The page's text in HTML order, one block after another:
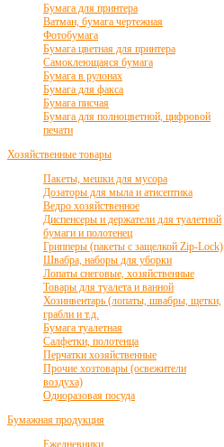
Бумага для принтера
Ватман, бумага чертежная
Фотобумага
Бумага цветная для принтера
Самоклеющаяся бумага
Бумага в рулонах
Бумага для факса
Бумага писчая
Бумага для полноцветной, цифровой
печати
Хозяйственные товары
Пакеты, мешки для мусора
Дозаторы для мыла и атисептика
Ведро хозяйственное
Диспенсеры и держатели для туалетной
бумаги и полотенец
Грипперы (пакеты с защелкой Zip-Lock)
Швабра, наборы для уборки
Лопаты снеговые, хозяйственные
Товары для туалета и ванной
Хозинвентарь (лопаты, швабры, щетки,
грабли и т.д.
Бумага туалетная
Салфетки, полотенца
Перчатки хозяйственные
Прочие хозтовары (освежители
воздуха)
Одноразовая посуда
Бумажная продукция
Ежедневники